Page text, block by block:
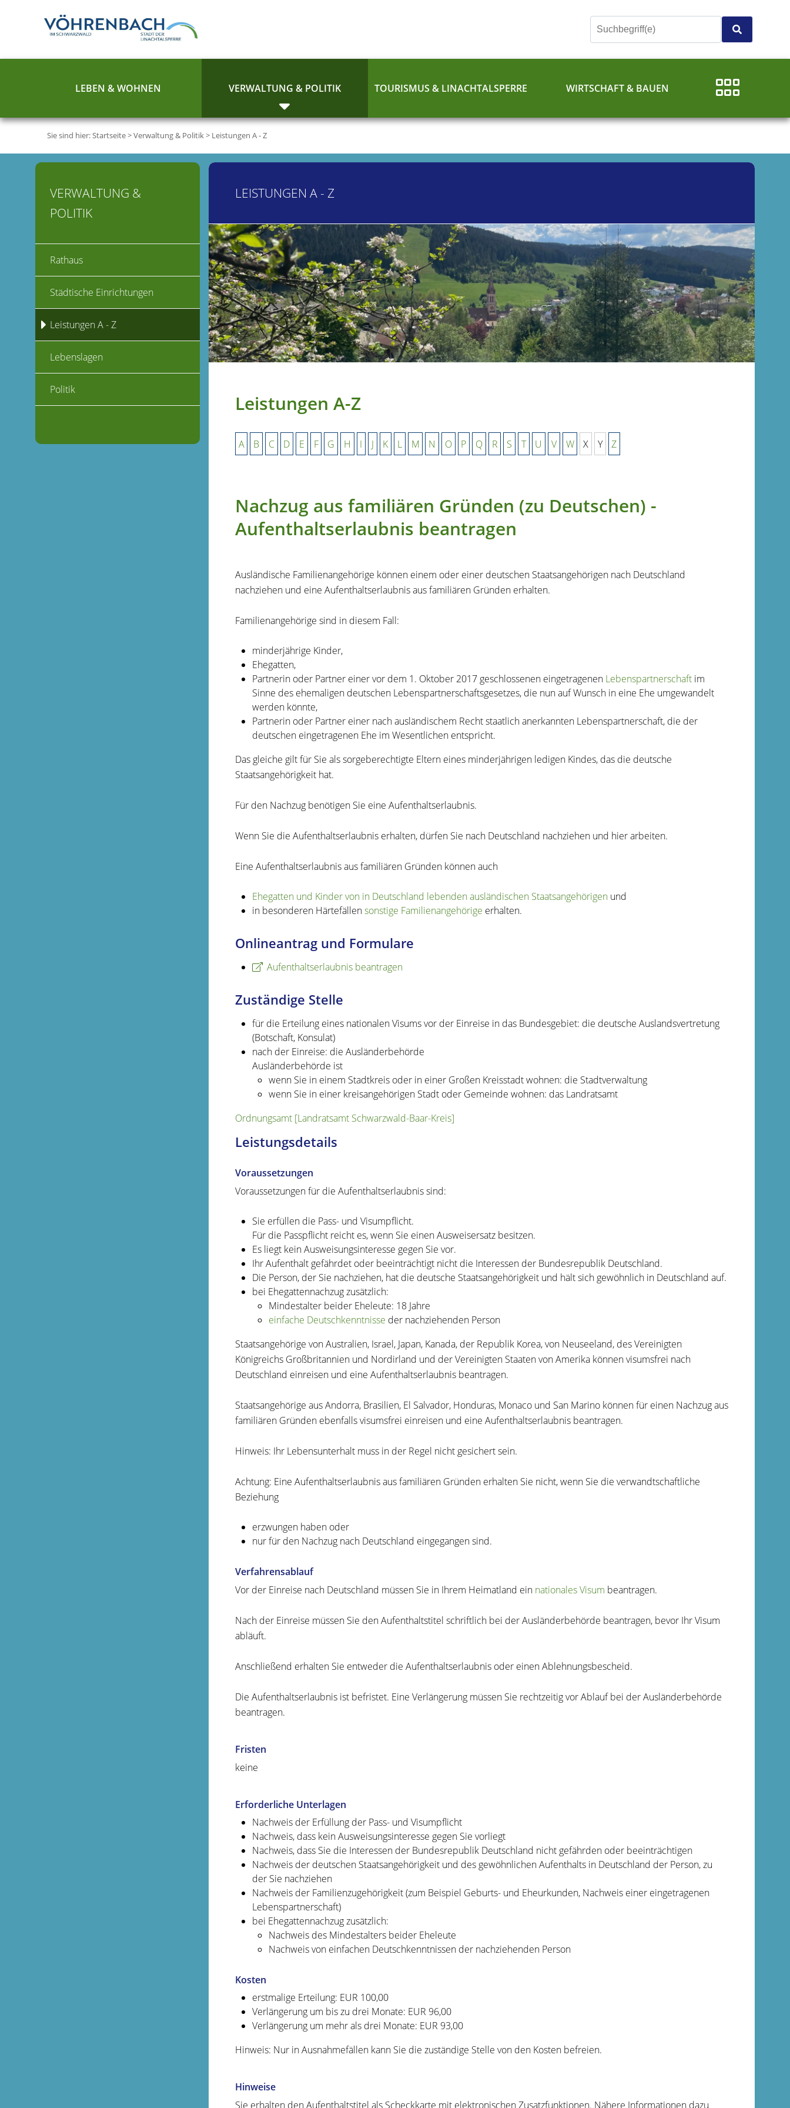
LEBEN & WOHNEN VERWALTUNG & POLITIK TOURISMUS & LINACHTALSPERRE WIRTSCHAFT & BAUEN
Sie sind hier:Startseite>Verwaltung & Politik> Leistungen A - Z
LEISTUNGEN A - Z
Leistungen A-Z
A B C D E F G H I J K L M N O P Q R S T U V W X Y Z
Nachzug aus familiären Gründen (zu Deutschen) -
Aufenthaltserlaubnis beantragen
Ausländische Familienangehörige können einem oder einer deutschen Staatsangehörigen nach Deutschland
nachziehen und eine Aufenthaltserlaubnis aus familiären Gründen erhalten.
Familienangehörige sind in diesem Fall:
minderjährige Kinder,
Ehegatten,
Partnerin oder Partner einer vor dem 1. Oktober 2017 geschlossenen eingetragenen Lebenspartnerschaftim
Sinne des ehemaligen deutschen Lebenspartnerschaftsgesetzes, die nun auf Wunsch in eine Ehe umgewandelt
werden könnte,
Partnerin oder Partner einer nach ausländischem Recht staatlich anerkannten Lebenspartnerschaft, die der
deutschen eingetragenen Ehe im Wesentlichen entspricht.
Das gleiche gilt für Sie als sorgeberechtigte Eltern eines minderjährigen ledigen Kindes, das die deutsche
Staatsangehörigkeit hat.
Für den Nachzug benötigen Sie eine Aufenthaltserlaubnis.
Wenn Sie die Aufenthaltserlaubnis erhalten, dürfen Sie nach Deutschland nachziehen und hier arbeiten.
Eine Aufenthaltserlaubnis aus familiären Gründen können auch
Ehegatten und Kinder von in Deutschland lebenden ausländischen Staatsangehörigenund
in besonderen Härtefällensonstige Familienangehörige erhalten.
Onlineantrag und Formulare
Aufenthaltserlaubnis beantragen
Zuständige Stelle
für die Erteilung eines nationalen Visums vor der Einreise in das Bundesgebiet: die deutsche Auslandsvertretung
(Botschaft, Konsulat)
nach der Einreise: die Ausländerbehörde
Ausländerbehörde ist
wenn Sie in einem Stadtkreis oder in einer Großen Kreisstadt wohnen: die Stadtverwaltung
wenn Sie in einer kreisangehörigen Stadt oder Gemeinde wohnen: das Landratsamt
Ordnungsamt [Landratsamt Schwarzwald-Baar-Kreis]
Leistungsdetails
Voraussetzungen
Voraussetzungen für die Aufenthaltserlaubnis sind:
Sie erfüllen die Pass- und Visumpflicht.
Für die Passpflicht reicht es, wenn Sie einen Ausweisersatz besitzen.
Es liegt kein Ausweisungsinteresse gegen Sie vor.
Ihr Aufenthalt gefährdet oder beeinträchtigt nicht die Interessen der Bundesrepublik Deutschland.
Die Person, der Sie nachziehen, hat die deutsche Staatsangehörigkeit und hält sich gewöhnlich in Deutschland auf.
bei Ehegattennachzug zusätzlich:
Mindestalter beider Eheleute: 18 Jahre
einfache Deutschkenntnisse der nachziehenden Person
Staatsangehörige von Australien, Israel, Japan, Kanada, der Republik Korea, von Neuseeland, des Vereinigten
Königreichs Großbritannien und Nordirland und der Vereinigten Staaten von Amerika können visumsfrei nach
Deutschland einreisen und eine Aufenthaltserlaubnis beantragen.
Staatsangehörige aus Andorra, Brasilien, El Salvador, Honduras, Monaco und San Marino können für einen Nachzug aus
familiären Gründen ebenfalls visumsfrei einreisen und eine Aufenthaltserlaubnis beantragen.
Hinweis: Ihr Lebensunterhalt muss in der Regel nicht gesichert sein.
Achtung: Eine Aufenthaltserlaubnis aus familiären Gründen erhalten Sie nicht, wenn Sie die verwandtschaftliche
Beziehung
erzwungen haben oder
nur für den Nachzug nach Deutschland eingegangen sind.
Verfahrensablauf
Vor der Einreise nach Deutschland müssen Sie in Ihrem Heimatland ein nationales Visum beantragen.
Nach der Einreise müssen Sie den Aufenthaltstitel schriftlich bei der Ausländerbehörde beantragen, bevor Ihr Visum
abläuft.
Anschließend erhalten Sie entweder die Aufenthaltserlaubnis oder einen Ablehnungsbescheid.
Die Aufenthaltserlaubnis ist befristet. Eine Verlängerung müssen Sie rechtzeitig vor Ablauf bei der Ausländerbehörde
beantragen.
Fristen
keine
Erforderliche Unterlagen
Nachweis der Erfüllung der Pass- und Visumpflicht
Nachweis, dass kein Ausweisungsinteresse gegen Sie vorliegt
Nachweis, dass Sie die Interessen der Bundesrepublik Deutschland nicht gefährden oder beeinträchtigen
Nachweis der deutschen Staatsangehörigkeit und des gewöhnlichen Aufenthalts in Deutschland der Person, zu
der Sie nachziehen
Nachweis der Familienzugehörigkeit (zum Beispiel Geburts- und Eheurkunden, Nachweis einer eingetragenen
Lebenspartnerschaft)
bei Ehegattennachzug zusätzlich:
Nachweis des Mindestalters beider Eheleute
Nachweis von einfachen Deutschkenntnissen der nachziehenden Person
Kosten
erstmalige Erteilung: EUR 100,00
Verlängerung um bis zu drei Monate: EUR 96,00
Verlängerung um mehr als drei Monate: EUR 93,00
Hinweis: Nur in Ausnahmefällen kann Sie die zuständige Stelle von den Kosten befreien.
Hinweise
Sie erhalten den Aufenthaltstitel als Scheckkarte mit elektronischen Zusatzfunktionen. Nähere Informationen dazu
VERWALTUNG &
POLITIK
Rathaus
Städtische Einrichtungen
Leistungen A - Z
Lebenslagen
Politik